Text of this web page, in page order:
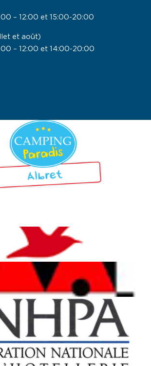
– 12:00 et 15:00-20:00
et août)
– 12:00 et 14:00-20:00